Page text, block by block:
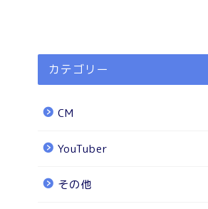
カテゴリー
CM
YouTuber
その他